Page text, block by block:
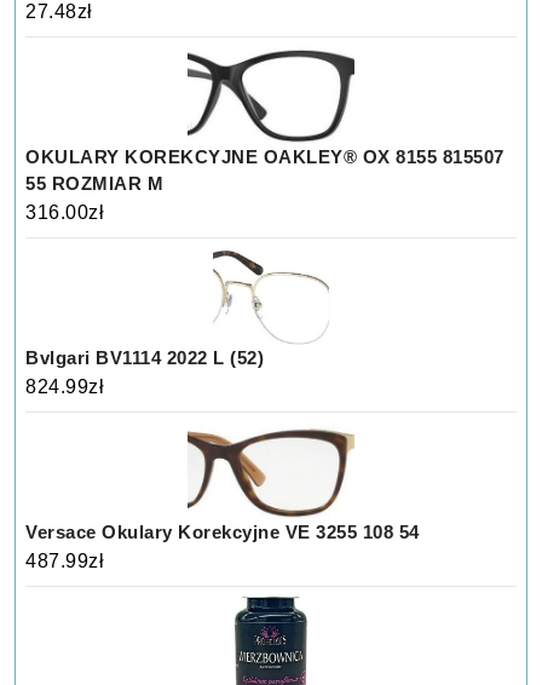
27.48zł
OKULARY KOREKCYJNE OAKLEY® OX 8155 815507
55 ROZMIAR M
316.00zł
Bvlgari BV1114 2022 L (52)
824.99zł
Versace Okulary Korekcyjne VE 3255 108 54
487.99zł